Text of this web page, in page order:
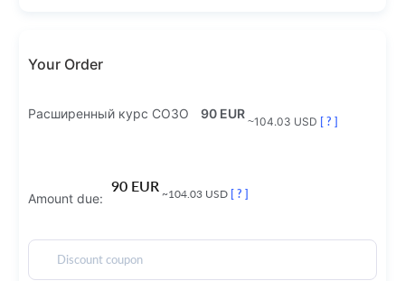
льные демонстрации.
та оплаты.
Your Order
Расширенный курс СОЗО 90 EUR
~104.03 USD [ ? ]
Amount due:
90 EUR~104.03 USD [ ? ]
Discount coupon